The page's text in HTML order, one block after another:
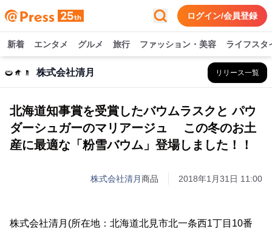
ログイン/会員登録
新着 エンタメ グルメ 旅行 ファッション・美容 ライフスタ
株式会社清月 リリース一覧
北海道知事賞を受賞したバウムラスクと パウ
ダーシュガーのマリアージュ この冬のお土
産に最適な「粉雪バウム」登場しました！！
株式会社清月商品 2018年1月31日 11:00
株式会社清月(所在地：北海道北見市北一条西1丁目10番